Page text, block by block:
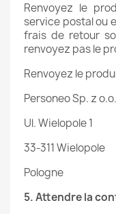
Renvoyez le
service postal ou
frais de retour
renvoyez pas le
Renvoyez le
Personeo Sp. z o.o.
Ul. Wielopole 1
33-311 Wielopole
Pologne
5. Attendre la